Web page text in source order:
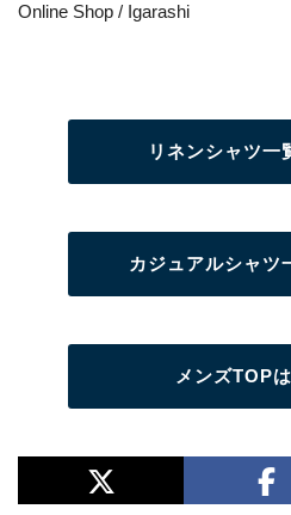
Online Shop / Igarashi
リネンシャツ一
カジュアルシャツ
メンズTOP